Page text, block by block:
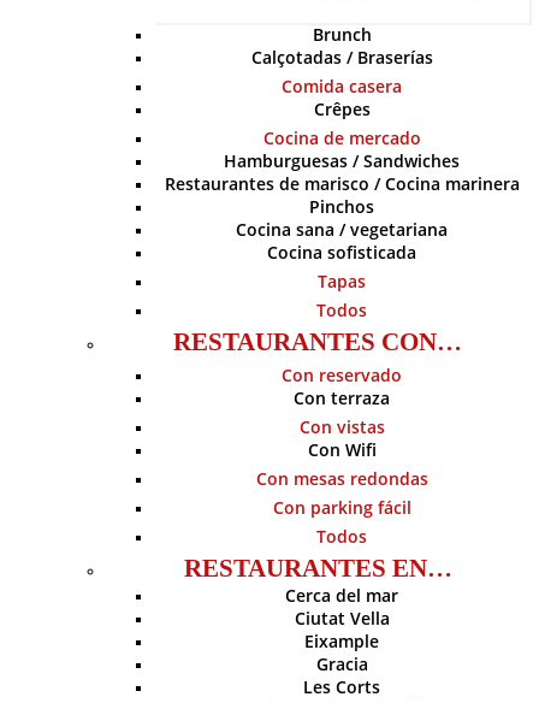
Brunch
Calçotadas / Braserías
Comida casera
Crêpes
Cocina de mercado
Hamburguesas / Sandwiches
Restaurantes de marisco / Cocina marinera
Pinchos
Cocina sana / vegetariana
Cocina sofisticada
Tapas
Todos
RESTAURANTES CON…
Con reservado
Con terraza
Con vistas
Con Wifi
Con mesas redondas
Con parking fácil
Todos
RESTAURANTES EN…
Cerca del mar
Ciutat Vella
Eixample
Gracia
Les Corts